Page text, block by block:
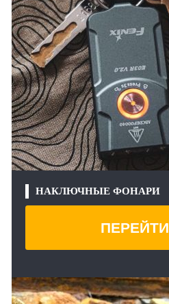
НАКЛЮЧНЫЕ ФОНАРИ
ПЕРЕЙТИ